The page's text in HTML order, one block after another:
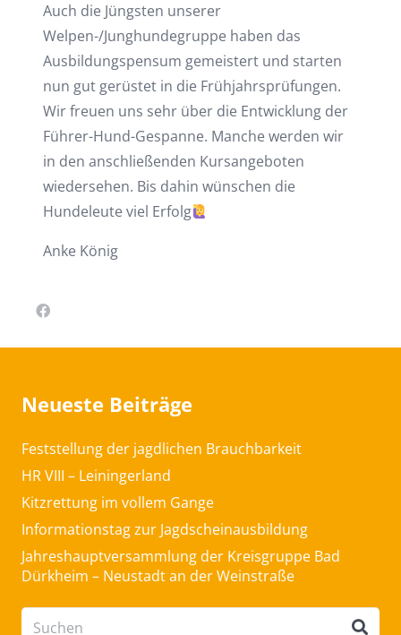
Auch die Jüngsten unserer
Welpen-/Junghundegruppe haben das
Ausbildungspensum gemeistert und starten
nun gut gerüstet in die Frühjahrsprüfungen.
Wir freuen uns sehr über die Entwicklung der
Führer-Hund-Gespanne. Manche werden wir
in den anschließenden Kursangeboten
wiedersehen. Bis dahin wünschen die
Hundeleute viel Erfolg
Anke König
Neueste Beiträge
Feststellung der jagdlichen Brauchbarkeit
HR VIII – Leiningerland
Kitzrettung im vollem Gange
Informationstag zur Jagdscheinausbildung
Jahreshauptversammlung der Kreisgruppe Bad
Dürkheim – Neustadt an der Weinstraße